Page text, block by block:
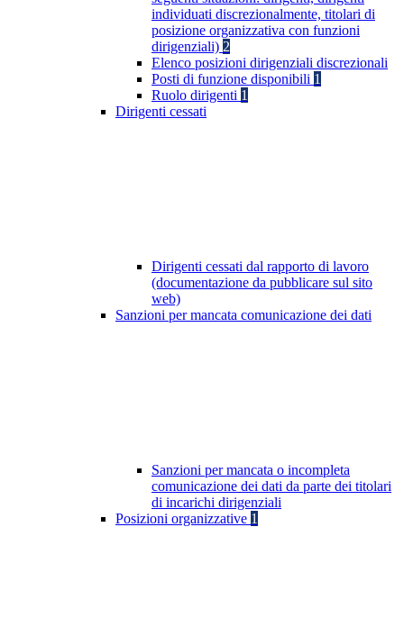
individuati discrezionalmente, titolari di
posizione organizzativa con funzioni
dirigenziali) 2
Elenco posizioni dirigenziali discrezionali
Posti di funzione disponibili 1
Ruolo dirigenti 1
Dirigenti cessati
Dirigenti cessati dal rapporto di lavoro
(documentazione da pubblicare sul sito
web)
Sanzioni per mancata comunicazione dei dati
Sanzioni per mancata o incompleta
comunicazione dei dati da parte dei titolari
di incarichi dirigenziali
Posizioni organizzative 1